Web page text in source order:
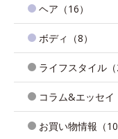
ヘア（16）
ボディ（8）
ライフスタイル（
コラム&エッセイ
お買い物情報（10